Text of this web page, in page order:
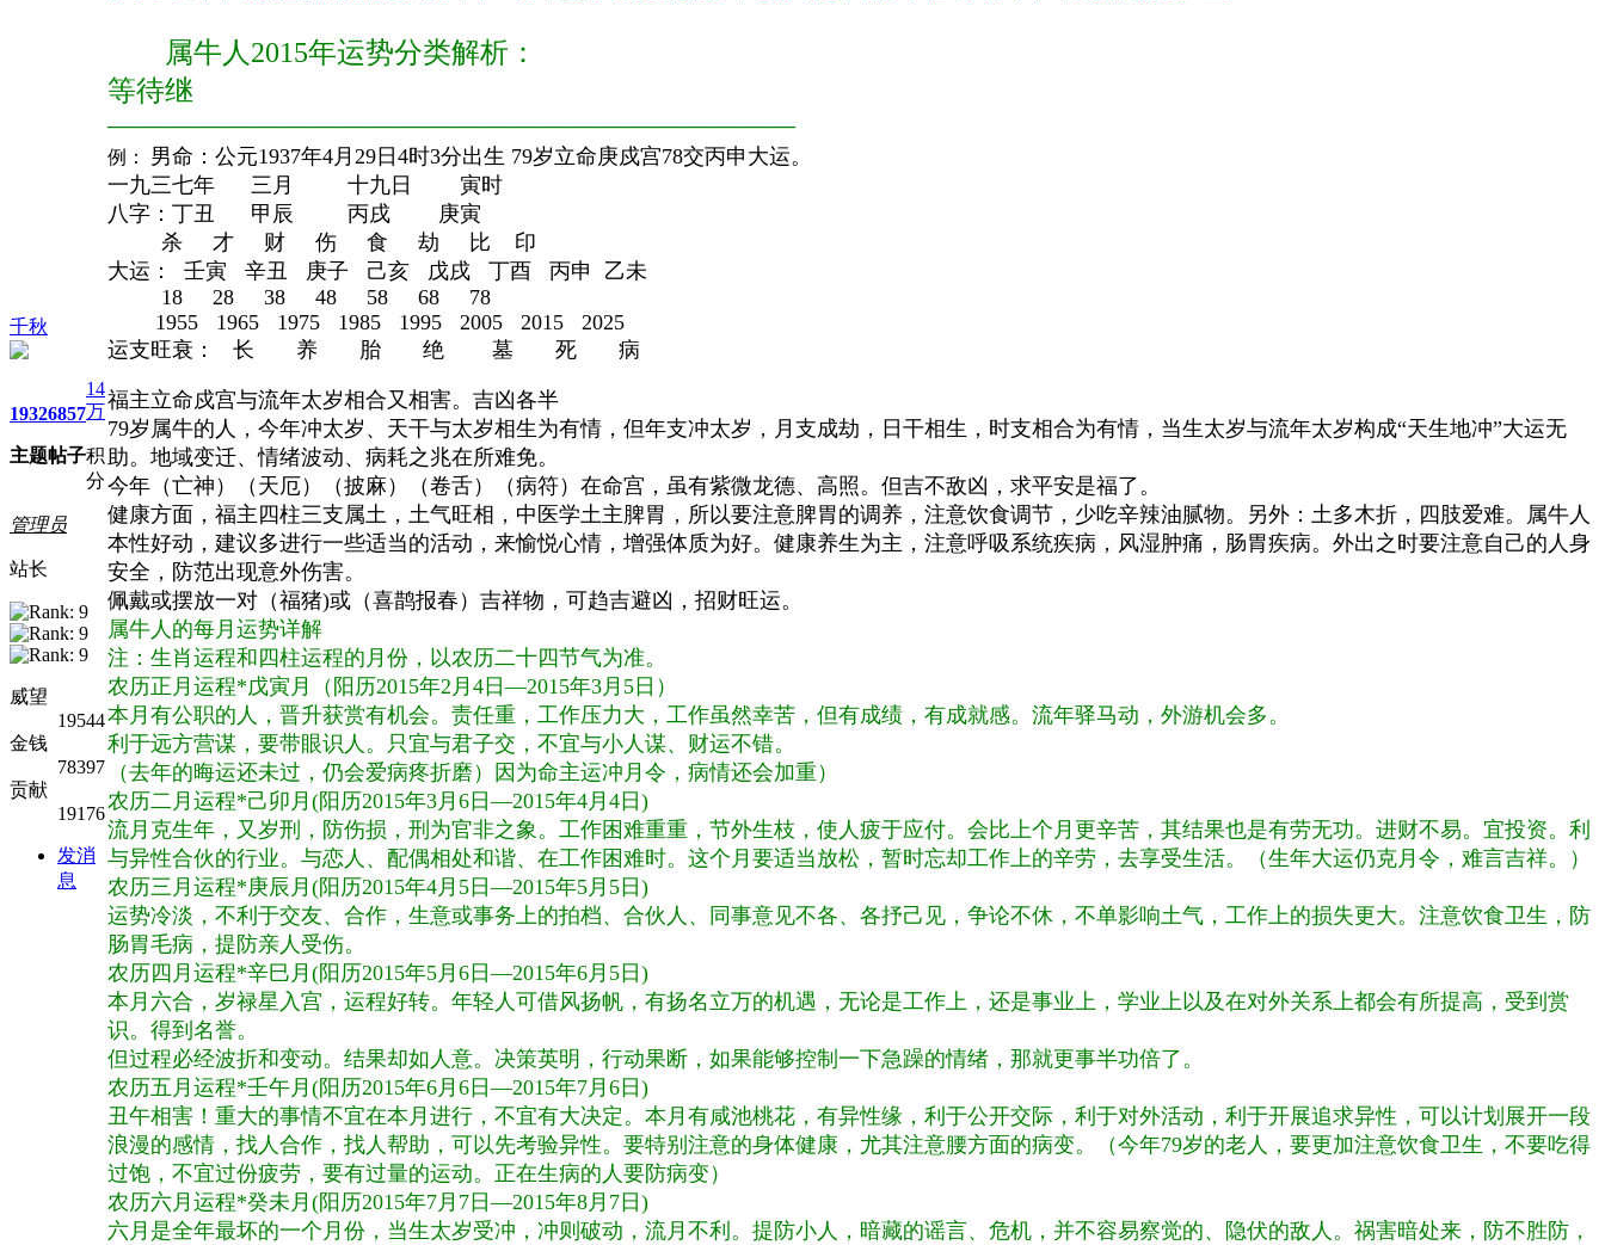
千秋
1932
主题
6857
帖子
14
万
积
分
管理员
站长
威望
19544
金钱
78397
贡献
19176
发消
息
属牛人2015年运势分类解析：
等待继
————————————————————————
例： 男命：公元1937年4月29日4时3分出生 79岁立命庚戍宫78交丙申大运。
一九三七年 三月 十九日 寅时
八字：丁丑 甲辰 丙戌 庚寅
杀 才 财 伤 食 劫 比 印
大运： 壬寅 辛丑 庚子 己亥 戊戌 丁酉 丙申 乙未
18 28 38 48 58 68 78
1955 1965 1975 1985 1995 2005 2015 2025
运支旺衰： 长 养 胎 绝 墓 死 病
福主立命戍宫与流年太岁相合又相害。吉凶各半
79岁属牛的人，今年冲太岁、天干与太岁相生为有情，但年支冲太岁，月支成劫，日干相生，时支相合为有情，当生太岁与流年太岁构成“天生地冲”大运无
助。地域变迁、情绪波动、病耗之兆在所难免。
今年（亡神）（天厄）（披麻）（卷舌）（病符）在命宫，虽有紫微龙德、高照。但吉不敌凶，求平安是福了。
健康方面，福主四柱三支属土，土气旺相，中医学土主脾胃，所以要注意脾胃的调养，注意饮食调节，少吃辛辣油腻物。另外：土多木折，四肢爱难。属牛人
本性好动，建议多进行一些适当的活动，来愉悦心情，增强体质为好。健康养生为主，注意呼吸系统疾病，风湿肿痛，肠胃疾病。外出之时要注意自己的人身
安全，防范出现意外伤害。
佩戴或摆放一对（福猪)或（喜鹊报春）吉祥物，可趋吉避凶，招财旺运。
属牛人的每月运势详解
注：生肖运程和四柱运程的月份，以农历二十四节气为准。
农历正月运程*戊寅月（阳历2015年2 月 4日—2015年3 月 5日）
本月有公职的人，晋升获赏有机会。责任重，工作压力大，工作虽然幸苦，但有成绩，有成就感。流年驿马动，外游机会多。
利于远方营谋，要带眼识人。只宜与君子交，不宜与小人谋、财运不错。
（去年的晦运还未过，仍会爱病疼折磨）因为命主运冲月令，病情还会加重）
农历二月运程*己卯月 (阳历2015年3 月 6日—2015年4 月 4日)
流月克生年，又岁刑，防伤损，刑为官非之象。工作困难重重，节外生枝，使人疲于应付。会比上个月更辛苦，其结果也是有劳无功。进财不易。宜投资。利
与异性合伙的行业。与恋人、配偶相处和谐、在工作困难时。这个月要适当放松，暂时忘却工作上的辛劳，去享受生活。（生年大运仍克月令，难言吉祥。）
农历三月运程*庚辰月 (阳历2015年4 月 5日—2015年5 月 5日)
运势冷淡，不利于交友、合作，生意或事务上的拍档、合伙人、同事意见不各、各抒己见，争论不休，不单影响土气，工作上的损失更大。注意饮食卫生，防
肠胃毛病，提防亲人受伤。
农历四月运程*辛巳月 (阳历2015年5 月 6日—2015年6 月 5日)
本月六合，岁禄星入宫，运程好转。年轻人可借风扬帆，有扬名立万的机遇，无论是工作上，还是事业上，学业上以及在对外关系上都会有所提高，受到赏
识。得到名誉。
但过程必经波折和变动。结果却如人意。决策英明，行动果断，如果能够控制一下急躁的情绪，那就更事半功倍了。
农历五月运程*壬午月 (阳历2015年6 月 6日—2015年7 月 6日)
丑午相害！重大的事情不宜在本月进行，不宜有大决定。本月有咸池桃花，有异性缘，利于公开交际，利于对外活动，利于开展追求异性，可以计划展开一段
浪漫的感情，找人合作，找人帮助，可以先考验异性。要特别注意的身体健康，尤其注意腰方面的病变。（今年79岁的老人，要更加注意饮食卫生，不要吃得
过饱，不宜过份疲劳，要有过量的运动。正在生病的人要防病变）
农历六月运程*癸未月 (阳历2015年7 月 7日—2015年8 月 7日)
六月是全年最坏的一个月份，当生太岁受冲，冲则破动，流月不利。提防小人，暗藏的谣言、危机，并不容易察觉的、隐伏的敌人。祸害暗处来，防不胜防，